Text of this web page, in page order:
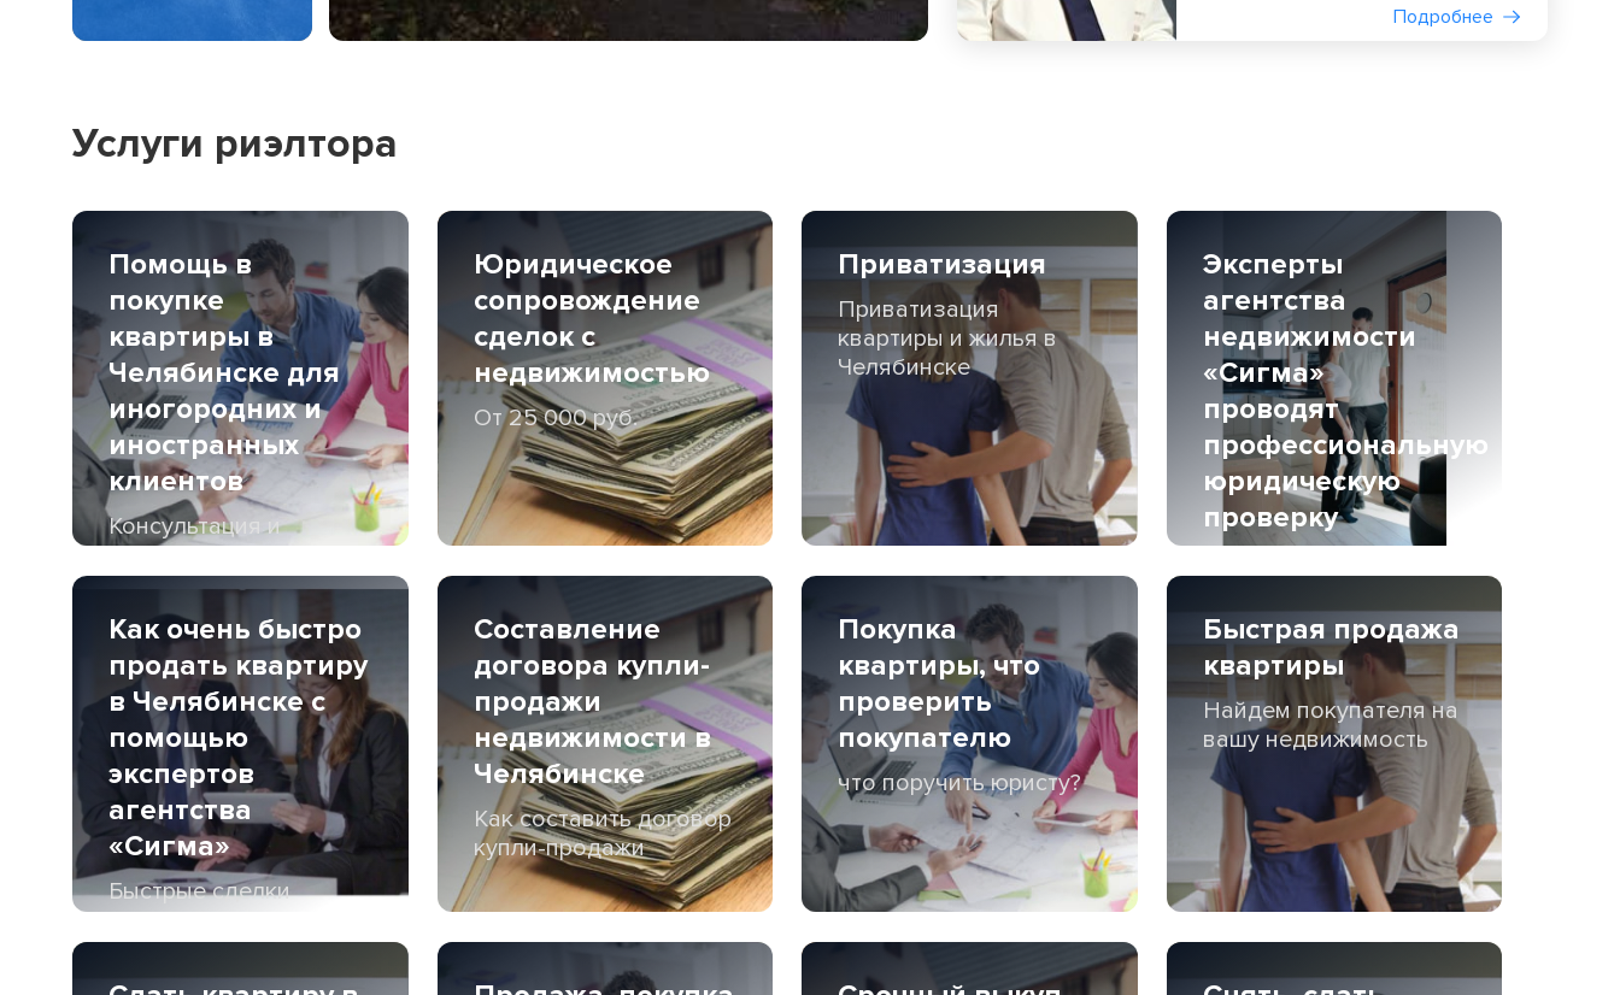
Подробнее
Услуги риэлтора
Помощь в
покупке
квартиры в
Челябинске для
иногородних и
иностранных
клиентов
Консультация и
оформление
Юридическое
сопровождение
сделок с
недвижимостью
От 25 000 руб.
Приватизация
Приватизация
квартиры и жилья в
Челябинске
Эксперты
агентства
недвижимости
«Сигма»
проводят
профессиональную
юридическую
проверку
квартиры перед
С нами надёжно
Как очень быстро
продать квартиру
в Челябинске с
помощью
экспертов
агентства
«Сигма»
Быстрые сделки
Составление
договора купли-
продажи
недвижимости в
Челябинске
Как составить договор
купли-продажи
Покупка
квартиры, что
проверить
покупателю
что поручить юристу?
Быстрая продажа
квартиры
Найдем покупателя на
вашу недвижимость